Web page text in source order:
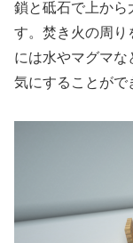
鎖と砥石で上から
す。焚き火の周り
には水やマグマな
気にすることがで